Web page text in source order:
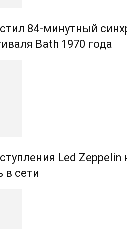
84-минутный
Bath 1970 года
Led Zeppelin
в сети